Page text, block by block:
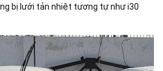
bị lưới tản nhiệt tương tự như i30